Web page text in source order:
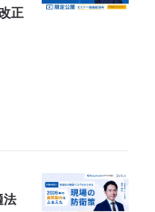
正
法